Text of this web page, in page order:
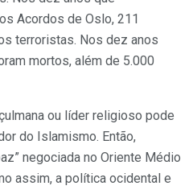
Acordos de Oslo, 211
terroristas. Nos dez anos
mortos, além de 5.000
ou líder religioso pode
do Islamismo. Então,
negociada no Oriente Médio
assim, a política ocidental e